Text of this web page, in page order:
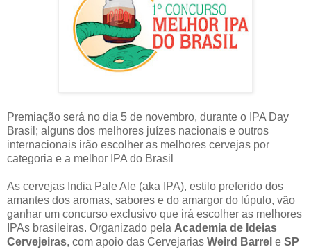
Premiação será no dia 5 de novembro, durante o IPA Day
Brasil; alguns dos melhores juízes nacionais e outros
internacionais irão escolher as melhores cervejas por
categoria e a melhor IPA do Brasil
As cervejas India Pale Ale (aka IPA), estilo preferido dos
amantes dos aromas, sabores e do amargor do lúpulo, vão
ganhar um concurso exclusivo que irá escolher as melhores
IPAs brasileiras. Organizado pela Academia de Ideias
Cervejeiras, com apoio das Cervejarias Weird Barrel e SP